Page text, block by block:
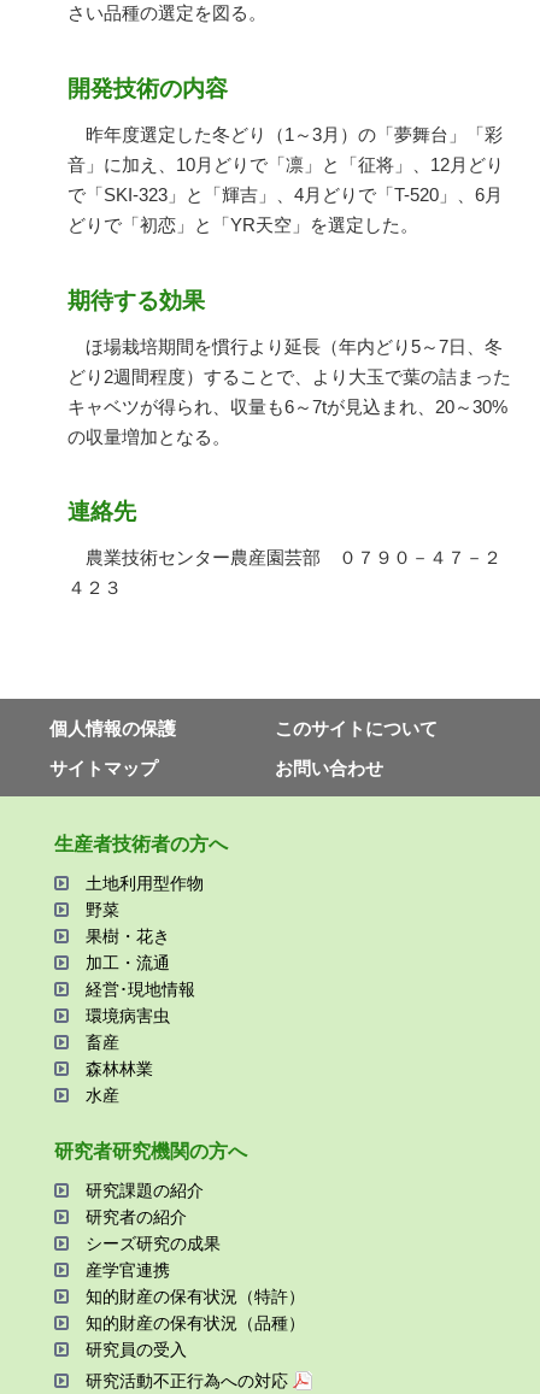
さい品種の選定を図る。
開発技術の内容
昨年度選定した冬どり（1～3月）の「夢舞台」「彩
音」に加え、10月どりで「凛」と「征将」、12月どり
で「SKI-323」と「輝吉」、4月どりで「T-520」、6月
どりで「初恋」と「YR天空」を選定した。
期待する効果
ほ場栽培期間を慣行より延長（年内どり5～7日、冬
どり2週間程度）することで、より大玉で葉の詰まった
キャベツが得られ、収量も6～7tが見込まれ、20～30%
の収量増加となる。
連絡先
農業技術センター農産園芸部 ０７９０－４７－２
４２３
個⼈情報の保護
このサイトについて
サイトマップ
お問い合わせ
⽣産者技術者の⽅へ
⼟地利⽤型作物
野菜
果樹・花き
加⼯・流通
経営･現地情報
環境病害⾍
畜産
森林林業
⽔産
研究者研究機関の⽅へ
研究課題の紹介
研究者の紹介
シーズ研究の成果
産学官連携
知的財産の保有状況（特許）
知的財産の保有状況（品種）
研究員の受⼊
研究活動不正⾏為への対応